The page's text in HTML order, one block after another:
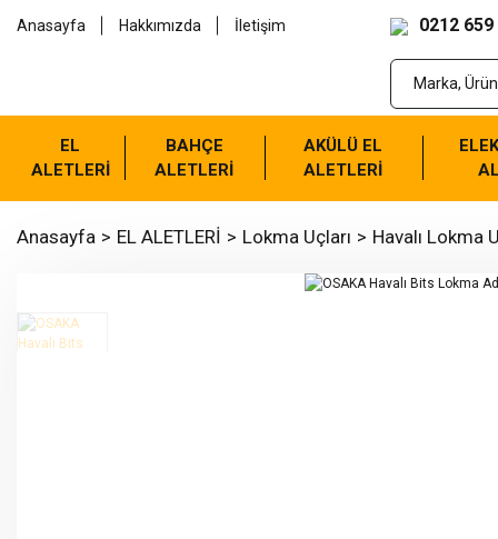
Anasayfa Hakkımızda İletişim 0212 659
EL
ALETLERİ
BAHÇE
ALETLERİ
AKÜLÜ EL
ALETLERİ
Anasayfa EL ALETLERİ Lokma Uçları Havalı Lokma